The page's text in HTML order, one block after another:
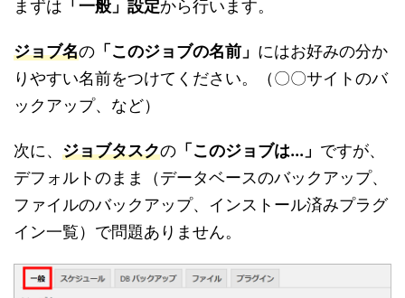
まずは 「一般」設定から行います。
ジョブ名の 「このジョブの名前」 にはお好みの分か
りやすい名前をつけてください。（〇〇サイトのバ
ックアップ、など）
次に、 ジョブタスクの 「このジョブは...」 ですが、
デフォルトのまま（データベースのバックアップ、
ファイルのバックアップ、インストール済みプラグ
イン一覧）で問題ありません。